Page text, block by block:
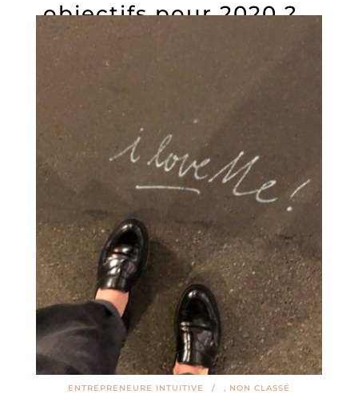
objectifs pour 2020 ?
ENTREPRENEURE INTUITIVE , NON CLASSÉ